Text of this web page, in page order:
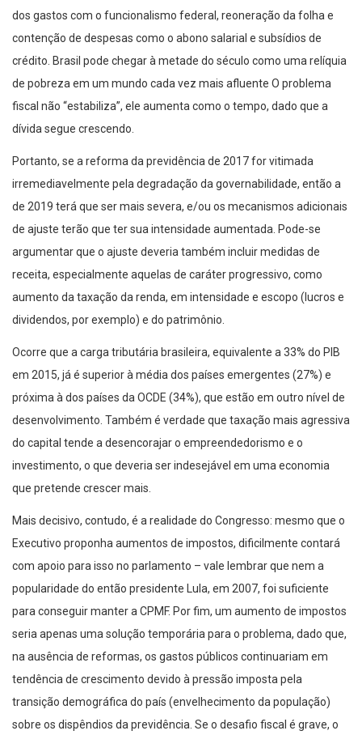
dos gastos com o funcionalismo federal, reoneração da folha e
contenção de despesas como o abono salarial e subsídios de
crédito. Brasil pode chegar à metade do século como uma relíquia
de pobreza em um mundo cada vez mais afluente O problema
fiscal não “estabiliza”, ele aumenta como o tempo, dado que a
dívida segue crescendo.
Portanto, se a reforma da previdência de 2017 for vitimada
irremediavelmente pela degradação da governabilidade, então a
de 2019 terá que ser mais severa, e/ou os mecanismos adicionais
de ajuste terão que ter sua intensidade aumentada. Pode-se
argumentar que o ajuste deveria também incluir medidas de
receita, especialmente aquelas de caráter progressivo, como
aumento da taxação da renda, em intensidade e escopo (lucros e
dividendos, por exemplo) e do patrimônio.
Ocorre que a carga tributária brasileira, equivalente a 33% do PIB
em 2015, já é superior à média dos países emergentes (27%) e
próxima à dos países da OCDE (34%), que estão em outro nível de
desenvolvimento. Também é verdade que taxação mais agressiva
do capital tende a desencorajar o empreendedorismo e o
investimento, o que deveria ser indesejável em uma economia
que pretende crescer mais.
Mais decisivo, contudo, é a realidade do Congresso: mesmo que o
Executivo proponha aumentos de impostos, dificilmente contará
com apoio para isso no parlamento – vale lembrar que nem a
popularidade do então presidente Lula, em 2007, foi suficiente
para conseguir manter a CPMF. Por fim, um aumento de impostos
seria apenas uma solução temporária para o problema, dado que,
na ausência de reformas, os gastos públicos continuariam em
tendência de crescimento devido à pressão imposta pela
transição demográfica do país (envelhecimento da população)
sobre os dispêndios da previdência. Se o desafio fiscal é grave, o